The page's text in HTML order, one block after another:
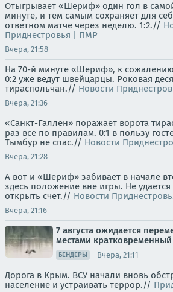
Отыгрывает «Шериф» один гол в
минуте, и тем самым сохраняет для
ответном матче через неделю. 1:2.//
Приднестровья | ПМР
Вчера, 21:58
На 70-й минуте «Шериф», к
0:2 уже ведут швейцарцы. Роковая
тираспольчан.// Новости
Вчера, 21:36
«Санкт-Галлен» поражает ворота
раз все по правилам. 0:1 в пользу
Тымбур не спас.// Новости
Вчера, 21:28
А вот и «Шериф» забивает в начале
здесь положение вне игры. Не
открыть счет.// Новости
Вчера, 21:16
7 августа ожидается
местами
БЕНДЕРЫ Вчера, 21:11
Дорога в Крым. ВСУ начали вновь
население и устраивать террор.//